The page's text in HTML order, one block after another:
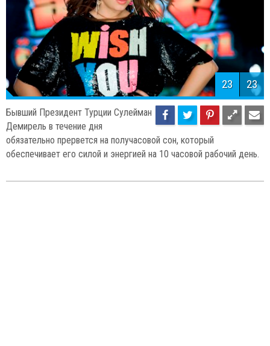
23 23
Бывший Президент Турции Сулейман
Демирель в течение дня
обязательно прервется на получасовой сон, который
обеспечивает его силой и энергией на 10 часовой рабочий день.